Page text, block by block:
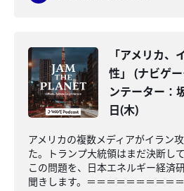
「アメリカ、
性」 (ナビゲ
ンテーター：
日(木)
アメリカの複数メディアがイラン
た。トランプ大統領はまだ決断し
この問題を、日本エネルギー経済
聞きします。＝＝＝＝＝＝＝＝＝